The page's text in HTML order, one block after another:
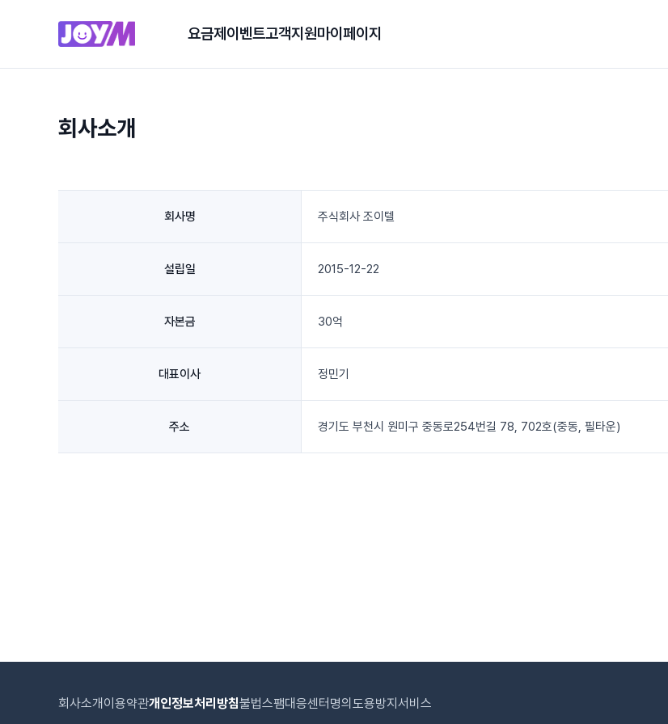
요금제 이벤트고객지원마이페이지
회사소개
회사명 주식회사 조이텔
설립일 2015-12-22
자본금 30억
대표이사 정민기
주소 경기도 부천시 원미구 중동로254번길 78, 702호(중동, 필타운)
회사소개 이용약관개인정보처리방침불법스팸대응센터 명의도용방지서비스